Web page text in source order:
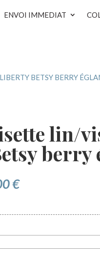
ENVOI IMMEDIAT
BETSY BERRY
lin/
berry
€